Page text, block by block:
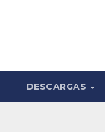
DESCARGAS